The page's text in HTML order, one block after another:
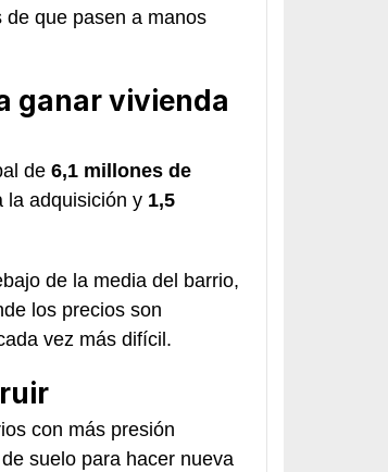
que pasen a manos
ganar vivienda
de 6,1 millones de
la adquisición y 1,5
de la media del barrio,
los precios son
vez más difícil.
con más presión
suelo para hacer nueva